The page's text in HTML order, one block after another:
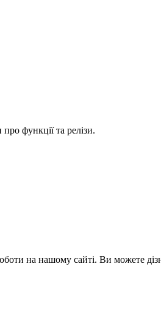
функції та релізи.
на нашому сайті. Ви можете